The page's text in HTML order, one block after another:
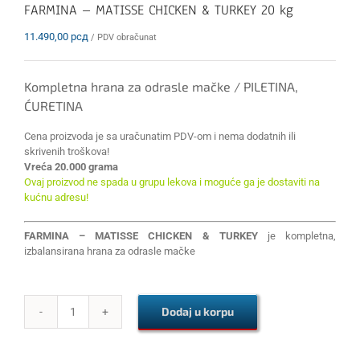
FARMINA – MATISSE CHICKEN & TURKEY 20 kg
11.490,00 рсд / PDV obračunat
Kompletna hrana za odrasle mačke / PILETINA,
ĆURETINA
Cena proizvoda je sa uračunatim PDV-om i nema dodatnih ili
skrivenih troškova!
Vreća 20.000 grama
Ovaj proizvod ne spada u grupu lekova i moguće ga je dostaviti na
kućnu adresu!
FARMINA – MATISSE CHICKEN & TURKEYje kompletna,
izbalansirana hrana za odrasle mačke
FARMINA
Dodaj u korpu